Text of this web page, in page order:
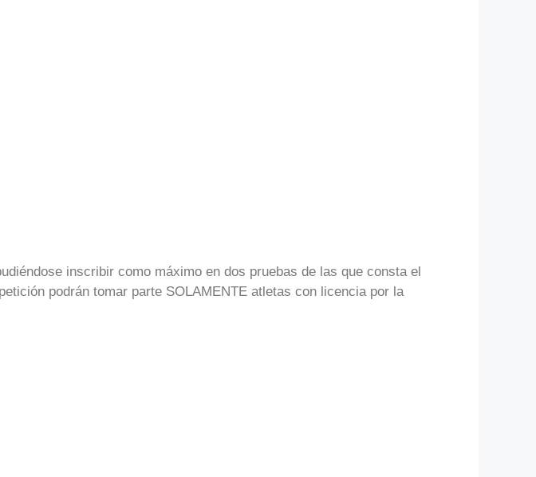
inscribir como máximo en dos pruebas de las que consta el
podrán tomar parte SOLAMENTE atletas con licencia por la